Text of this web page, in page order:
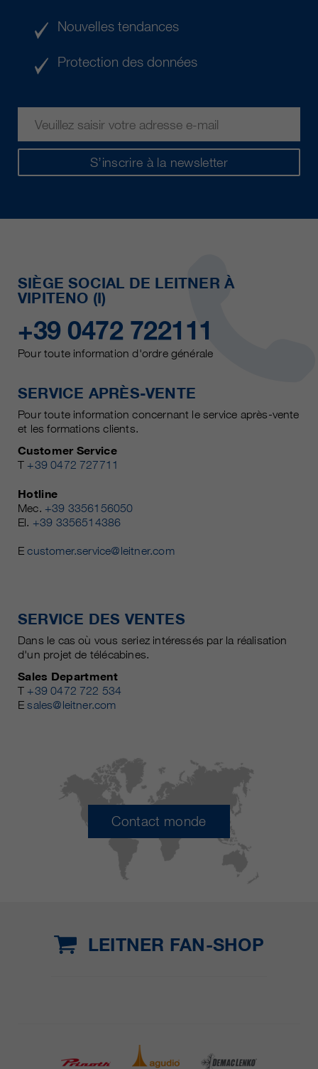
S’inscrire à la newsletter
Nouvelles tendances
Protection des données
SIÈGE SOCIAL DE LEITNER À
VIPITENO (I)
+39 0472 722111
Pour toute information d'ordre générale
SERVICE APRÈS-VENTE
Pour toute information concernant le service après-vente
et les formations clients.
Customer Service
T +39 0472 727711
Hotline
Mec. +39 3356156050
El. +39 3356514386
Ecustomer.service@leitner.com
SERVICE DES VENTES
Dans le cas où vous seriez intéressés par la réalisation
d'un projet de télécabines.
Sales Department
T +39 0472 722 534
Esales@leitner.com
Contact monde
LEITNER FAN-SHOP